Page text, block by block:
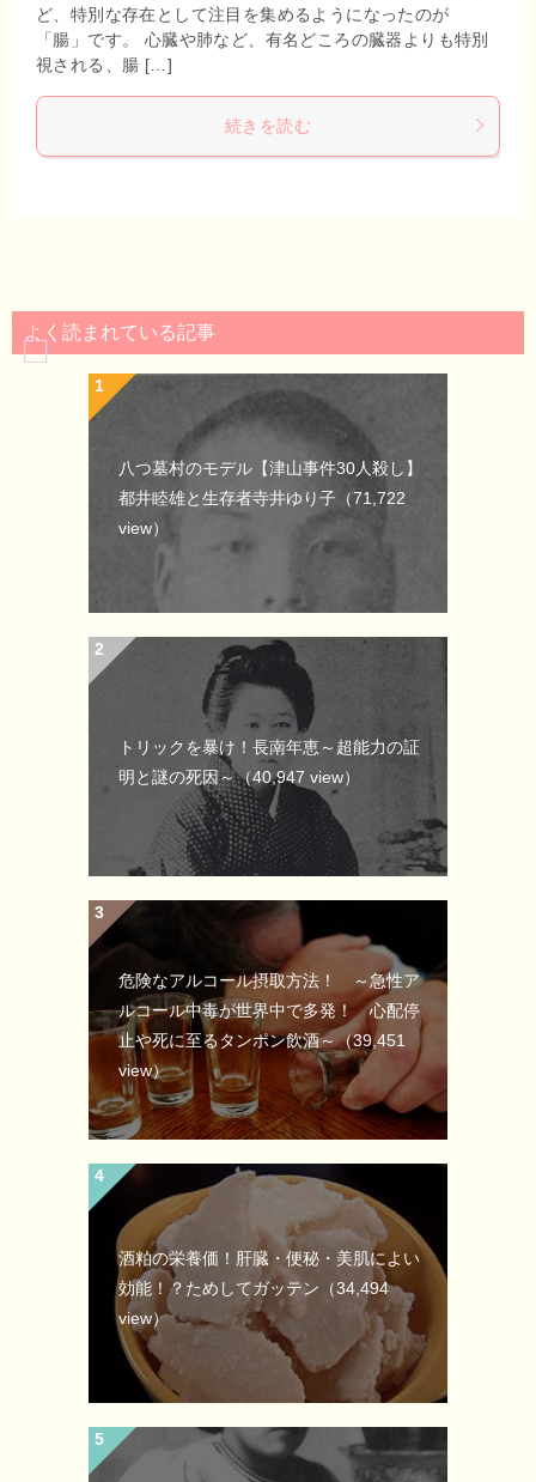
ど、特別な存在として注目を集めるようになったのが
「腸」です。 心臓や肺など、有名どころの臓器よりも特別
視される、腸 […]
続きを読む
よく読まれている記事
八つ墓村のモデル【津山事件30人殺し】
都井睦雄と生存者寺井ゆり子 （71,722
view）
トリックを暴け！長南年恵～超能力の証
明と謎の死因～（40,947 view）
危険なアルコール摂取方法！ ～急性ア
ルコール中毒が世界中で多発！ 心配停
止や死に至るタンポン飲酒～（39,451
view）
酒粕の栄養価！肝臓・便秘・美肌によい
効能！？ためしてガッテン （34,494
view）